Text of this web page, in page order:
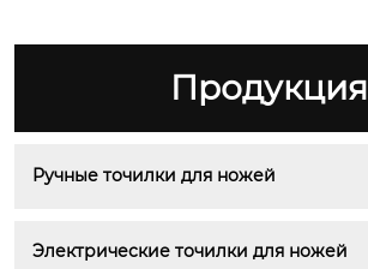
Продукция
Ручные точилки для ножей
Электрические точилки для ножей